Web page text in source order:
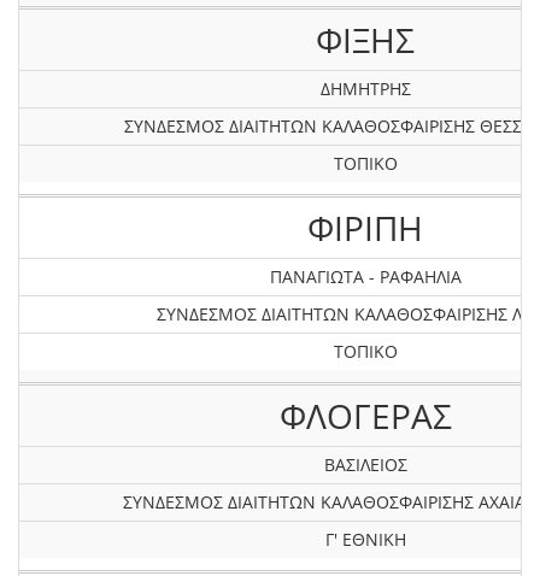
ΦΙΞΗΣ
ΔΗΜΗΤΡΗΣ
ΣΥΝΔΕΣΜΟΣ ΔΙΑΙΤΗΤΩΝ ΚΑΛΑΘΟΣΦΑΙΡΙΣΗΣ
ΤΟΠΙΚΟ
ΦΙΡΙΠΗ
ΠΑΝΑΓΙΩΤΑ - ΡΑΦΑΗΛΙΑ
ΣΥΝΔΕΣΜΟΣ ΔΙΑΙΤΗΤΩΝ ΚΑΛΑΘΟΣΦΑΙΡΙΣΗΣ
ΤΟΠΙΚΟ
ΦΛΟΓΕΡΑΣ
ΒΑΣΙΛΕΙΟΣ
ΣΥΝΔΕΣΜΟΣ ΔΙΑΙΤΗΤΩΝ ΚΑΛΑΘΟΣΦΑΙΡΙΣΗΣ AXAIAΣ
Γ' ΕΘΝΙΚΗ